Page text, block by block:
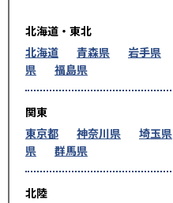
北海道・東北
北海道
青森県 岩手県
県
福島県
関東
東京都
神奈川県 埼玉県
県
群馬県
北陸